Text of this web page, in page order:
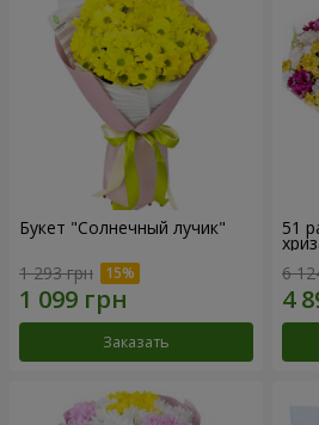
Букет "Солнечный лучик"
1 293 грн
Заказать
51
6